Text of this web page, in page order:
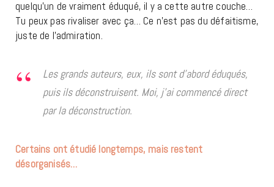
quelqu’un de vraiment éduqué, il y a cette autre couche…
Tu peux pas rivaliser avec ça… Ce n’est pas du défaitisme,
juste de l’admiration.
Les grands auteurs, eux, ils sont d’abord éduqués,
puis ils déconstruisent. Moi, j’ai commencé direct
par la déconstruction.
Certains ont étudié longtemps, mais restent
désorganisés…